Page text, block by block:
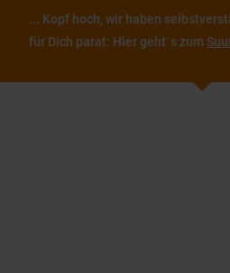
... Kopf hoch, wir haben
für Dich parat: Hier geht´s zum